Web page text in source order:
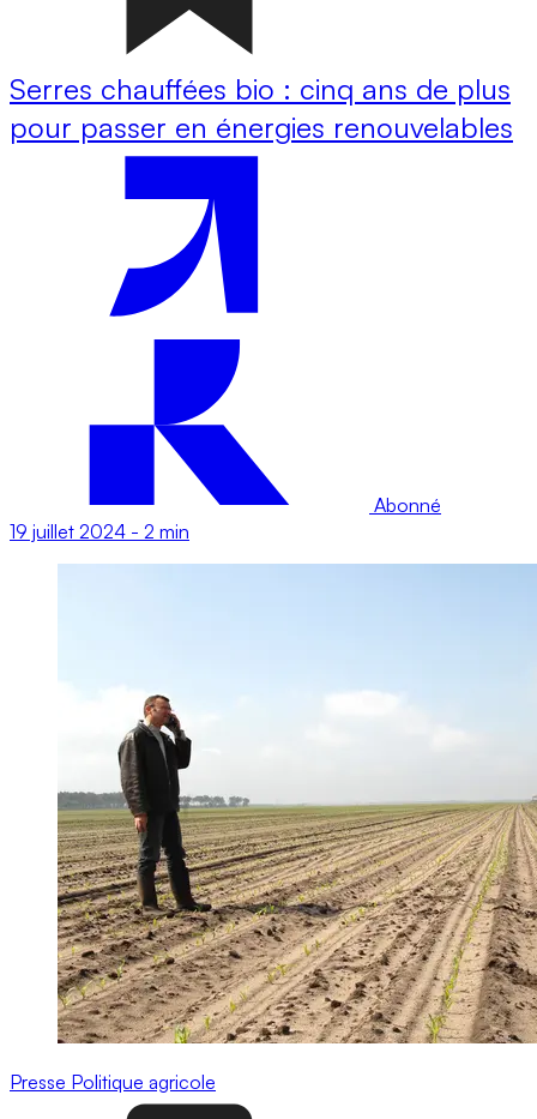
Serres chauffées bio : cinq ans de plus
pour passer en énergies renouvelables
Abonné
19 juillet 2024 - 2 min
Presse Politique agricole